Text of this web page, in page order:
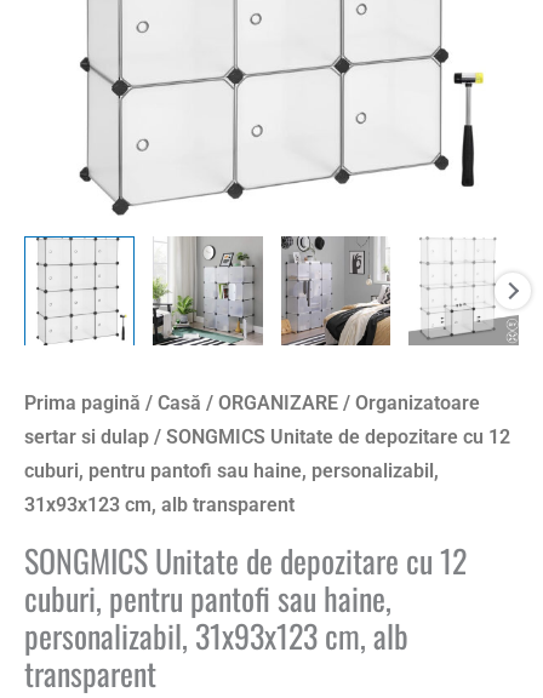
Prima pagină / Casă / ORGANIZARE / Organizatoare
sertar si dulap / SONGMICS Unitate de depozitare cu 12
cuburi, pentru pantofi sau haine, personalizabil,
31x93x123 cm, alb transparent
SONGMICS Unitate de depozitare cu 12
cuburi, pentru pantofi sau haine,
personalizabil, 31x93x123 cm, alb
transparent
personalizabil,
31x93x123
alb
transparent